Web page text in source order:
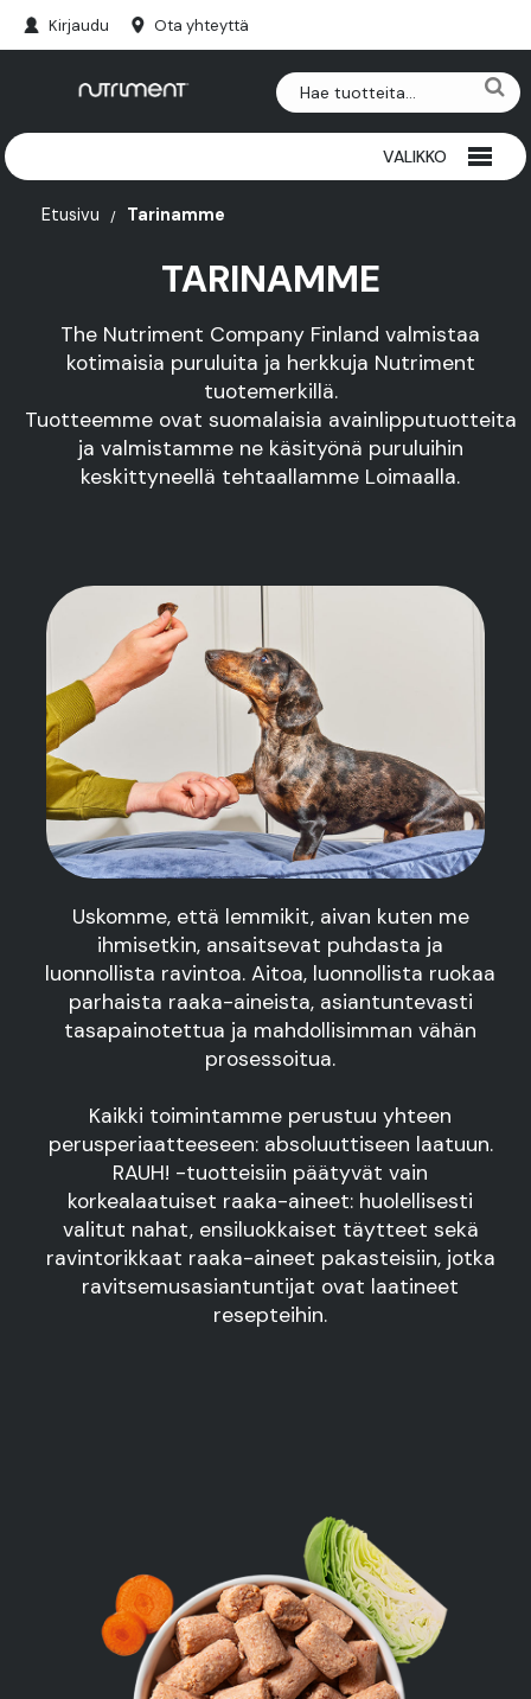
Kirjaudu Ota yhteyttä
VALIKKO
RIISTAPURULUUT
NAUTAPURULUUT
HERKUT
PAKASTEET
SARVET
Etusivu Tarinamme
TARINAMME
The Nutriment Company Finland valmistaa
kotimaisia puruluita ja herkkuja Nutriment
tuotemerkillä.
Tuotteemme ovat suomalaisia avainlipputuotteita
ja valmistamme ne käsityönä puruluihin
keskittyneellä tehtaallamme Loimaalla.
Uskomme, että lemmikit, aivan kuten me
ihmisetkin, ansaitsevat puhdasta ja
luonnollista ravintoa. Aitoa, luonnollista ruokaa
parhaista raaka-aineista, asiantuntevasti
tasapainotettua ja mahdollisimman vähän
prosessoitua.
Kaikki toimintamme perustuu yhteen
perusperiaatteeseen: absoluuttiseen laatuun.
RAUH! -tuotteisiin päätyvät vain
korkealaatuiset raaka-aineet: huolellisesti
valitut nahat, ensiluokkaiset täytteet sekä
ravintorikkaat raaka-aineet pakasteisiin, jotka
ravitsemusasiantuntijat ovat laatineet
resepteihin.